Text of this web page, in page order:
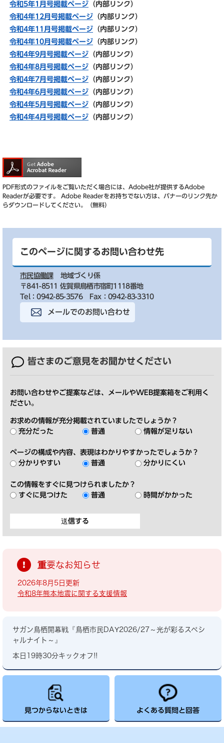
令和5年1月号掲載ページ （内部リンク）
令和4年12月号掲載ページ （内部リンク）
令和4年11月号掲載ページ （内部リンク）
令和4年10月号掲載ページ （内部リンク）
令和4年9月号掲載ページ （内部リンク）
令和4年8月号掲載ページ （内部リンク）
令和4年7月号掲載ページ （内部リンク）
令和4年6月号掲載ページ （内部リンク）
令和4年5月号掲載ページ （内部リンク）
令和4年4月号掲載ページ （内部リンク）
PDF形式のファイルをご覧いただく場合には、Adobe社が提供するAdobe
Readerが必要です。
Adobe Readerをお持ちでない方は、バナーのリンク先か
らダウンロードしてください。（無料）
このページに関するお問い合わせ先
市民協働課
地域づくり係
〒841-8511 佐賀県鳥栖市宿町1118番地
Tel：0942-85-3576
Fax：0942-83-3310
メールでのお問い合わせ
皆さまのご意見をお聞かせください
お問い合わせやご提案などは、メールやWEB提案箱をご利用く
ださい。
お求めの情報が充分掲載されていましたでしょうか？
充分だった
普通 情報が足りない
ページの構成や内容、表現はわかりやすかったでしょうか？
分かりやすい
普通 分かりにくい
この情報をすぐに見つけられましたか？
すぐに見つけた
普通 時間がかかった
重要なお知らせ
2026年8月5日更新
令和8年熊本地震に関する支援情報
サガン鳥栖開幕戦『鳥栖市民DAY2026/27～光が彩るスペシ
ャルナイト～』
本日19時30分キックオフ!!
見つからないときは よくある質問と回答